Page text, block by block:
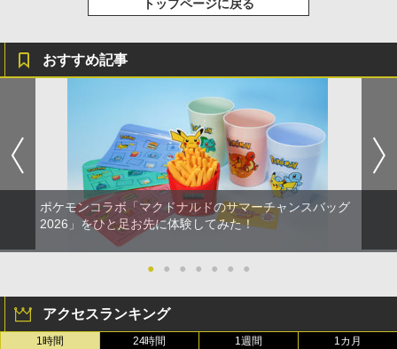
トップページに戻る
おすすめ記事
ポケモンコラボ「マクドナルドのサマーチャンスバッグ
2026」をひと足お先に体験してみた！
● ● ● ● ● ● ●
アクセスランキング
1時間 24時間 1週間 1カ月